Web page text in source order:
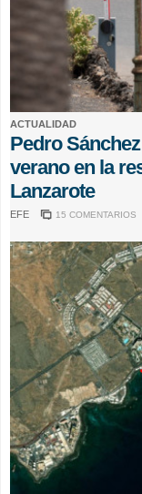
ACTUALIDAD
Pedro
verano en la
Lanzarote
EFE 15 COMENTARIOS